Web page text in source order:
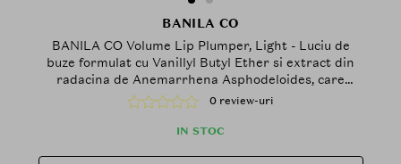
BANILA CO
BANILA CO Volume Lip Plumper, Light - Luciu de
buze formulat cu Vanillyl Butyl Ether si extract din
radacina de Anemarrhena Asphodeloides, care
contribuie la efectul de volum si la metinerea
confortului buzelor
0 review-uri
IN STOC